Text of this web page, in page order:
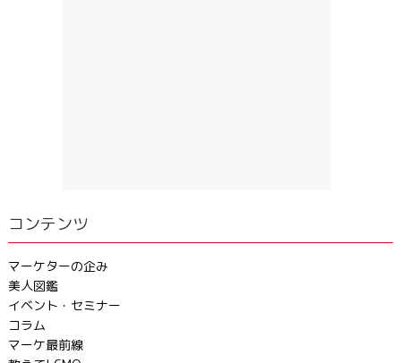
コンテンツ
マーケターの企み
美人図鑑
イベント・セミナー
コラム
マーケ最前線